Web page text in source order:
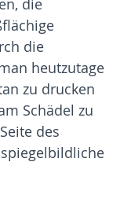
die
die
heutzutage
zu drucken
Schädel zu
des